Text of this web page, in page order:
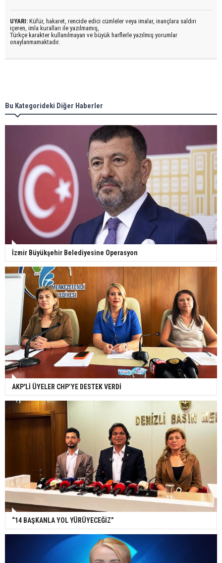
UYARI: Küfür, hakaret, rencide edici cümleler veya imalar, inançlara saldırı
içeren, imla kuralları ile yazılmamış,
Türkçe karakter kullanılmayan ve büyük harflerle yazılmış yorumlar
onaylanmamaktadır.
Bu Kategorideki Diğer Haberler
İzmir Büyükşehir Belediyesine Operasyon
AKP'Lİ ÜYELER CHP’YE DESTEK VERDİ
“14 BAŞKANLA YOL YÜRÜYECEĞİZ”